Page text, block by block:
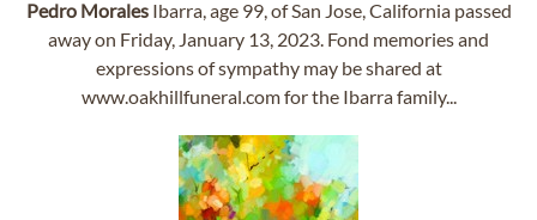
Pedro MoralesIbarra, age 99, of San Jose, California passed
away on Friday, January 13, 2023. Fond memories and
expressions of sympathy may be shared at
www.oakhillfuneral.com for the Ibarra family...